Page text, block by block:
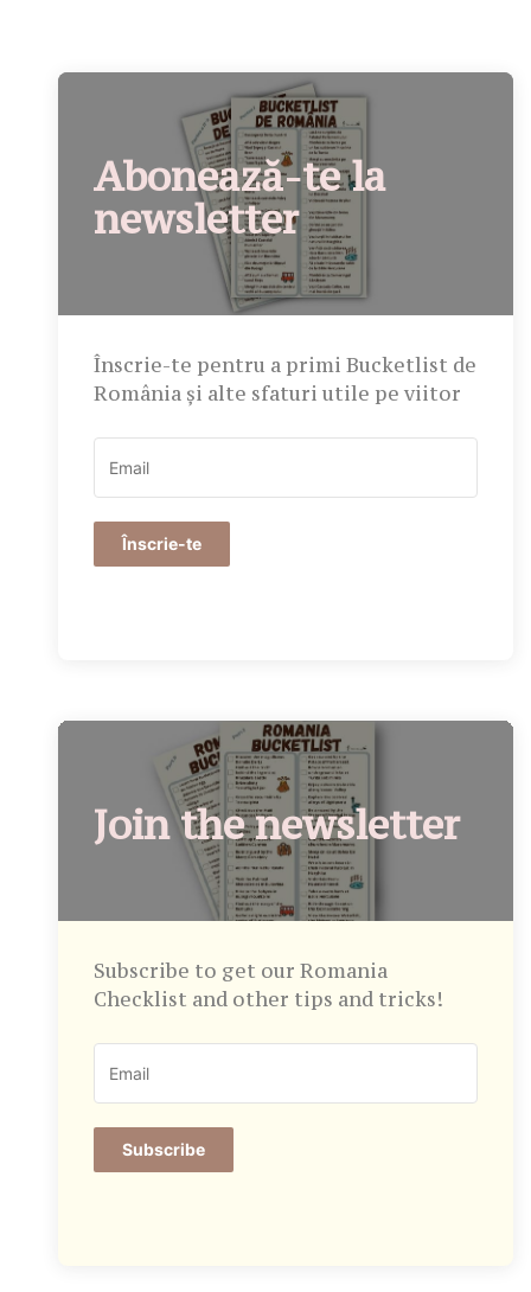
Abonează-te la
newsletter
Înscrie-te pentru a primi Bucketlist de
România și alte sfaturi utile pe viitor
Înscrie-te
Join the newsletter
Subscribe to get our Romania
Checklist and other tips and tricks!
Subscribe